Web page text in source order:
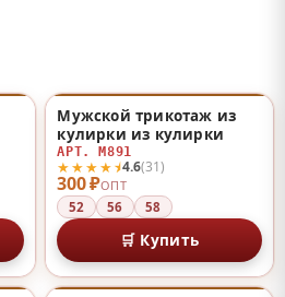
300 ₽ОПТ
★★★★⯨4.6(31)
Мужской трикотаж из
кулирки из кулирки
АРТ. М891
52 56 58
🛒 Купить